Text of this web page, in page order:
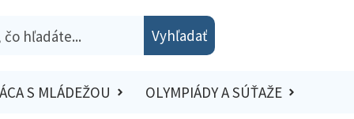
Vyhľadať
S MLÁDEŽOU OLYMPIÁDY A SÚŤAŽE